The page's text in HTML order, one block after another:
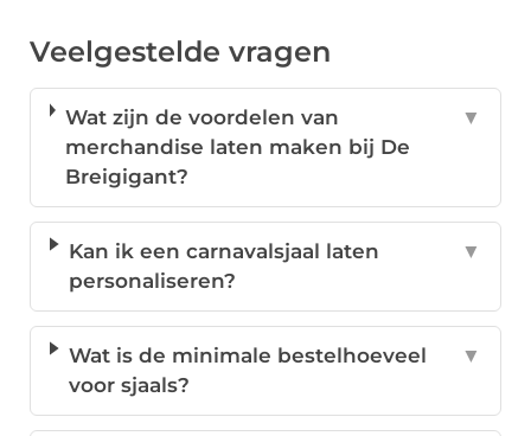
Veelgestelde vragen
Wat zijn de voordelen van
merchandise laten maken bij De
Breigigant?
▼
Kan ik een carnavalsjaal laten
personaliseren?
▼
Wat is de minimale bestelhoeveel
voor sjaals?
▼